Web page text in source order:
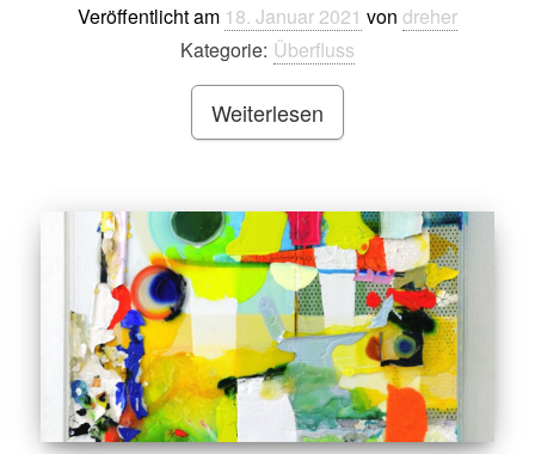
Veröffentlicht am 18. Januar 2021 von dreher
Kategorie: Überfluss
Weiterlesen